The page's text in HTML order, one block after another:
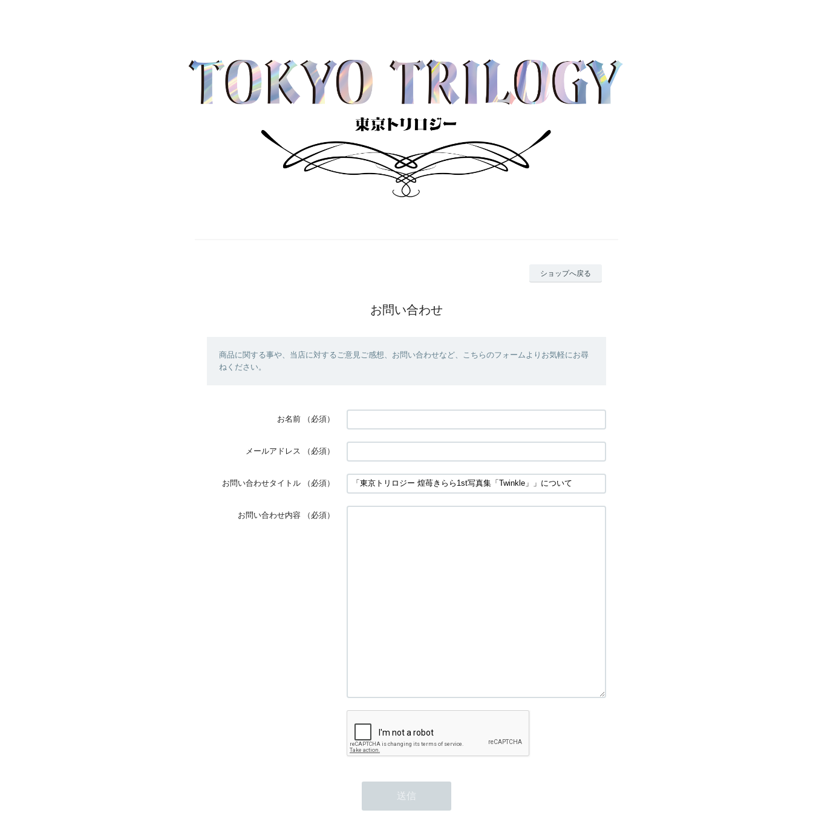
ショップへ戻る
お問い合わせ
商品に関する事や、当店に対するご意見ご感想、お問い合わせなど、こちらのフォームよりお気軽にお尋
ねください。
お名前 （必須）
メールアドレス （必須）
お問い合わせタイトル （必須）
お問い合わせ内容 （必須）